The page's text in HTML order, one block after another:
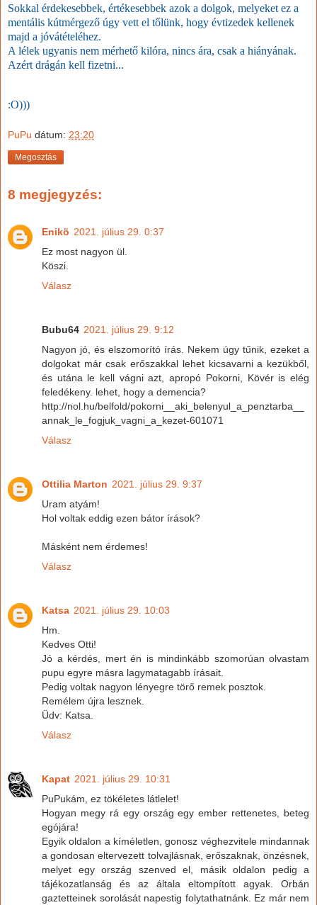
Sokkal érdekesebbek, értékesebbek azok a dolgok, melyeket ez a
mentális kútmérgező úgy vett el tőlünk, hogy évtizedek kellenek
majd a jóvátételéhez.
A lélek ugyanis nem mérhető kilóra, nincs ára, csak a hiányának.
Azért drágán kell fizetni...
:O)))
PuPu dátum: 23:20
Megosztás
8 megjegyzés:
Enikö 2021. július 29. 0:37
Ez most nagyon ül.
Köszi.
Válasz
Bubu64 2021. július 29. 9:12
Nagyon jó, és elszomorító írás. Nekem úgy tűnik, ezeket a
dolgokat már csak erőszakkal lehet kicsavarni a kezükből,
és utána le kell vágni azt, apropó Pokorni, Kövér is elég
feledékeny. lehet, hogy a demencia?
http://nol.hu/belfold/pokorni__aki_belenyul_a_penztarba__
annak_le_fogjuk_vagni_a_kezet-601071
Válasz
Ottilia Marton 2021. július 29. 9:37
Uram atyám!
Hol voltak eddig ezen bátor írások?
Másként nem érdemes!
Válasz
Katsa 2021. július 29. 10:03
Hm.
Kedves Otti!
Jó a kérdés, mert én is mindinkább szomorúan olvastam
pupu egyre másra lagymatagabb írásait.
Pedig voltak nagyon lényegre törő remek posztok.
Remélem újra lesznek.
Üdv: Katsa.
Válasz
Kapat 2021. július 29. 10:31
PuPukám, ez tökéletes látlelet!
Hogyan megy rá egy ország egy ember rettenetes, beteg
egójára!
Egyik oldalon a kíméletlen, gonosz véghezvitele mindannak
a gondosan eltervezett tolvajlásnak, erőszaknak, önzésnek,
melyet egy ország szenved el, másik oldalon pedig a
tájékozatlanság és az általa eltompított agyak. Orbán
gaztetteinek sorolását napestig folytathatnánk. Ez már nem